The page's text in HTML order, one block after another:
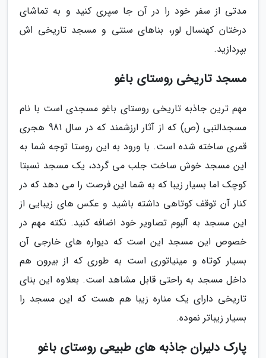
مدتی از سفر خود را در آن جا سپری کنید و به تماشای
درختان کهنسال لور، بناهای سنتی و مسجد تاریخی اش
بپردازید.
مسجد تاریخی روستای باغو
مهم ترین جاذبه تاریخی روستای باغو مسجدی است با نام
مسجدالنبی (ص) که از آثار ارزشمند که در سال 981 هجری
قمری ساخته شده است. با ورود به این روستا توجه شما به
این مسجد خوش ساخت جلب می گردد، یک مسجد نسبتا
کوچک اما بسیار زیبا که به شما این فرصت را می دهد که در
کنار آن توقف کوتاهی داشته باشید و عکس های زیبایی از
این مسجد به آلبوم تصاویر خود اضافه کنید. نکته مهم در
خصوص این مسجد این است که دیواره های خارجی آن
بسیار کوتاه و مینیاتوری است به طوری که از بیرون هم
داخل مسجد به راحتی قابل مشاهد است. بعلاوه این بنای
تاریخی دارای یک مناره زیبا هم هست که این مسجد را
بسیار زیباتر نموده.
پارک دلیران جاذبه های طبیعی روستای باغو